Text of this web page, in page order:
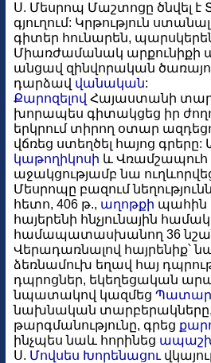
Ս. Մեսրոպ Մաշտոցը ծնվել
գյուղում: Կրթություն
գիտեր հունարեն,
Միառժամանակ արքունիքի
անցավ զինվորական
դարձավ վանական:
Քարոզելով Հայաստանի
խորապես գիտակցեց իր
երկրում տիրող օտար
վճռեց ստեղծել հայոց
կաթողիկոսի և Վռամշապուհ
աջակցությամբ նա
Մեսրոպը բազում
հետո, 406 թ., աղոթքի պահին
հայերենի հնչյունային
համապատասխանող 36
Վերադառնալով հայրենիք՝
ձեռնամուխ եղավ հայ
դպրոցներ, եկեղեցական
նպատակով կազմեց
նախնական
թարգմանությունը, գրեց
ինչպես նաև հորինեց
Ս. Մովսես Խորենացու